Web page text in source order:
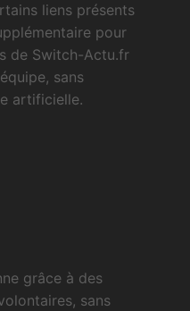
liens présents
pour
de Switch-Actu.fr
sans
artificielle.
grâce à des
sans